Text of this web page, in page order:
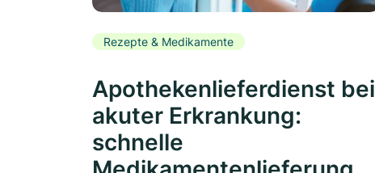
Rezepte & Medikamente
Apothekenlieferdienst bei
akuter Erkrankung:
schnelle